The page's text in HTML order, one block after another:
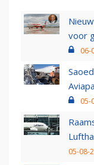
voor
06-
05-
05-08-